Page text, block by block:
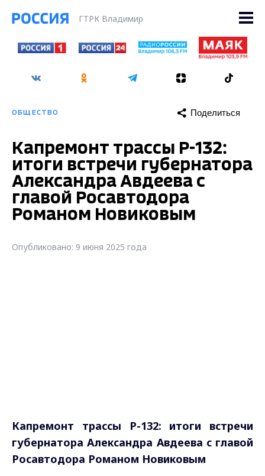
ГТРК Владимир
ОБЩЕСТВО Поделиться
Капремонт трассы Р-132:
итоги встречи губернатора
Александра Авдеева с
главой Росавтодора
Романом Новиковым
Опубликовано: 9 июня 2025 года
Капремонт трассы Р-132: итоги встречи
губернатора Александра Авдеева с главой
Росавтодора Романом Новиковым